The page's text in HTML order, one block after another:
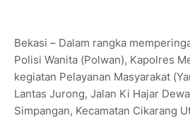
Bekasi – Dalam rangka
Polisi Wanita (Polwan), Kapolres
kegiatan Pelayanan Masyarakat
Lantas Jurong, Jalan Ki Hajar
Simpangan, Kecamatan Cikarang